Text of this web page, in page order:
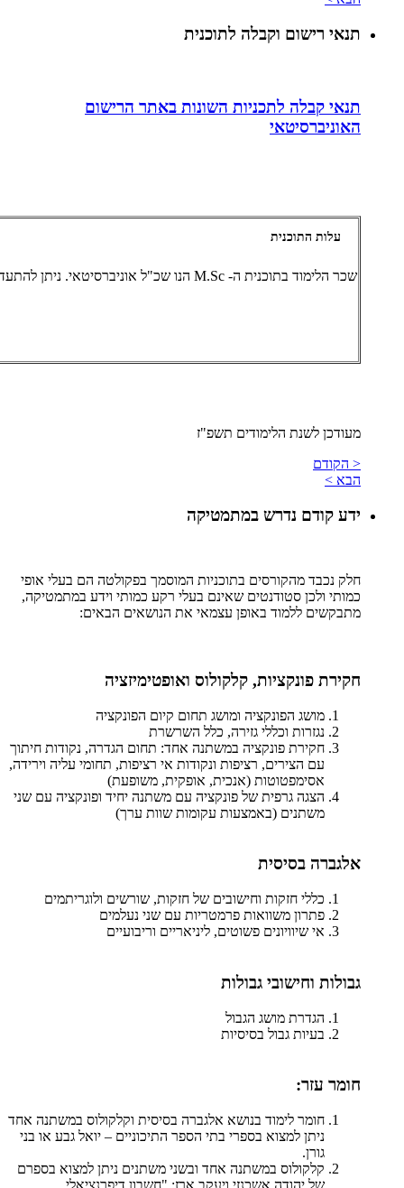
תנאי רישום וקבלה לתוכנית
תנאי קבלה לתכניות השונות באתר הרישום
האוניברסיטאי
עלות התוכנית
שכר הלימוד בתוכנית ה- M.Sc הנו שכ"ל אוניברסיטאי. ניתן להתעדכן
מעודכן לשנת הלימודים תשפ"ז
< הקודם
הבא >
ידע קודם נדרש במתמטיקה
חלק נכבד מהקורסים בתוכניות המוסמך בפקולטה הם בעלי אופי
כמותי ולכן סטודנטים שאינם בעלי רקע כמותי וידע במתמטיקה,
מתבקשים ללמוד באופן עצמאי את הנושאים הבאים:
חקירת פונקציות, קלקולוס ואופטימיזציה
מושג הפונקציה ומושג תחום קיום הפונקציה
נגזרות וכללי גזירה, כלל השרשרת
חקירת פונקציה במשתנה אחד: תחום הגדרה, נקודות חיתוך
עם הצירים, רציפות ונקודות אי רציפות, תחומי עליה וירידה,
אסימפטוטות (אנכית, אופקית, משופעת)
הצגה גרפית של פונקציה עם משתנה יחיד ופונקציה עם שני
משתנים (באמצעות עקומות שוות ערך)
אלגברה בסיסית
כללי חזקות וחישובים של חזקות, שורשים ולוגריתמים
פתרון משוואות פרמטריות עם שני נעלמים
אי שיוויונים פשוטים, ליניאריים וריבועיים
גבולות וחישובי גבולות
הגדרת מושג הגבול
בעיות גבול בסיסיות
חומר עזר:
חומר לימוד בנושא אלגברה בסיסית וקלקולוס במשתנה אחד
ניתן למצוא בספרי בתי הספר התיכוניים – יואל גבע או בני
גורן.
קלקולוס במשתנה אחד ובשני משתנים ניתן למצוא בספרם
של יהודה אשכנזי ויעקב ארז: "חשבון דיפרנציאלי